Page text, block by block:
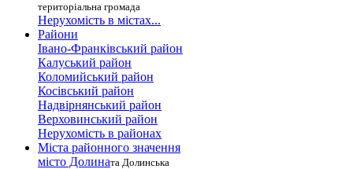
територіальна громада
Нерухомість в містах...
Райони
Івано-Франківський район
Калуський район
Коломийський район
Косівський район
Надвірнянський район
Верховинський район
Нерухомість в районах
Міста районного значення
місто Долината Долинська